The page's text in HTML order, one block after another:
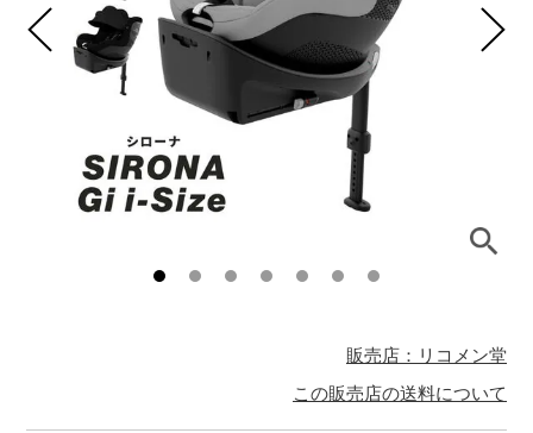
販売店：リコメン堂
この販売店の送料について